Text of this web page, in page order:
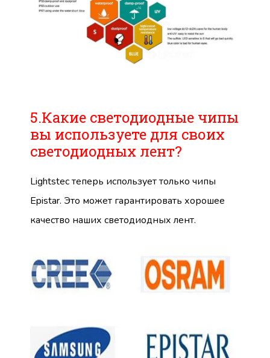
5.Какие светодиодные чипы
вы используете для своих
светодиодных лент?
Lightstec теперь использует только чипы
Epistar. Это может гарантировать хорошее
качество наших светодиодных лент.